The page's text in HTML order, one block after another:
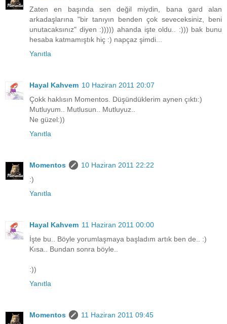
Zaten en başında sen değil miydin, bana gard alan
arkadaşlarına "bir tanıyın benden çok seveceksiniz, beni
unutacaksınız" diyen :))))) ahanda işte oldu.. :))) bak bunu
hesaba katmamıştık hiç :) napçaz şimdi...
Yanıtla
Hayal Kahvem 10 Haziran 2011 20:07
Çokk haklısın Momentos. Düşündüklerim aynen çıktı:)
Mutluyum.. Mutlusun.. Mutluyuz..
Ne güzel:))
Yanıtla
Momentos
10 Haziran 2011 22:22
:)
Yanıtla
Hayal Kahvem 11 Haziran 2011 00:00
İşte bu.. Böyle yorumlaşmaya başladım artık ben de.. :)
Kısa.. Bundan sonra böyle..
:))
Yanıtla
Momentos
11 Haziran 2011 09:45